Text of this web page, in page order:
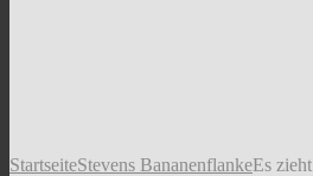
StartseiteStevens BananenflankeEs